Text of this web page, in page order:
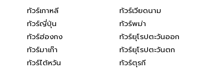
ทัวร์เกาหลี
ทัวร์ญี่ปุ่น
ทัวร์ฮ่องกง
ทัวร์มาเก๊า
ทัวร์ไต้หวัน
ทัวร์เวียดนาม
ทัวร์พม่า
ทัวร์ยุโรปตะวันออก
ทัวร์ยุโรปตะวันตก
ทัวร์ตุรกี